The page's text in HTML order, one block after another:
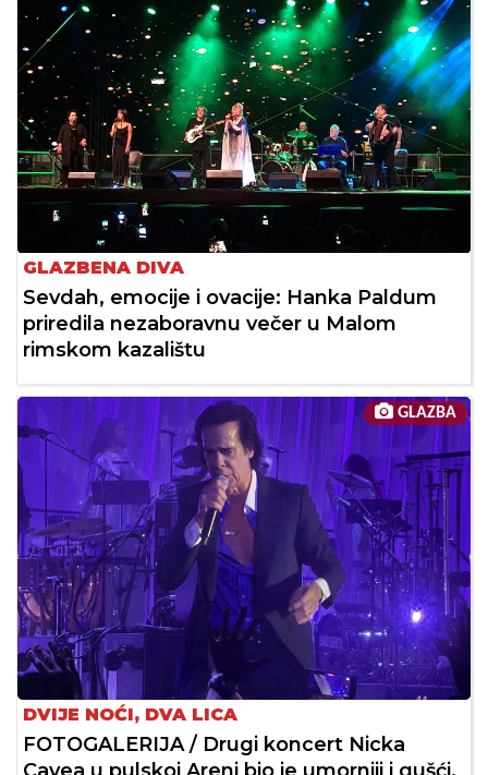
GLAZBENA DIVA
Sevdah, emocije i ovacije: Hanka Paldum
priredila nezaboravnu večer u Malom
rimskom kazalištu
GLAZBA
DVIJE NOĆI, DVA LICA
FOTOGALERIJA / Drugi koncert Nicka